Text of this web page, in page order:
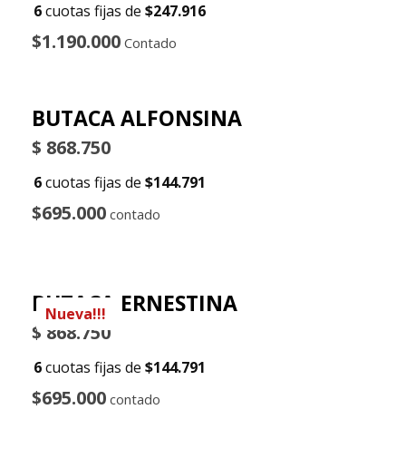
6cuotas fijas de $247.916
$1.190.000 Contado
BUTACA ALFONSINA
$ 868.750
6cuotas fijas de $144.791
$695.000 contado
BUTACA ERNESTINA
$ 868.750
6cuotas fijas de $144.791
$695.000 contado
Nueva!!!